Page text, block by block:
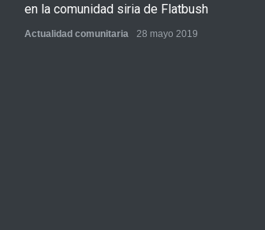
en la comunidad siria de Flatbush
Actualidad comunitaria 28 mayo 2019